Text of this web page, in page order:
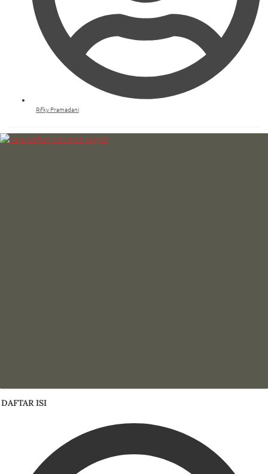
Rifky Pramadani
DAFTAR ISI